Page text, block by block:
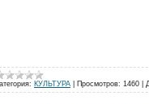
КУЛЬТУРА Просмотров: 1460